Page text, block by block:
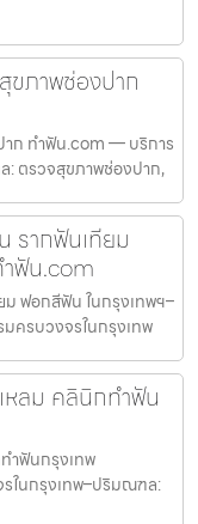
ขภาพช่องปาก
ก ทำฟัน.com — บริการ
ตรวจสุขภาพช่องปาก,
รากฟันเทียม
ฟัน.com
ฟอกสีฟัน ในกรุงเทพฯ–
รบวงจรในกรุงเทพ
ลม คลินิกทำฟัน
ำฟันกรุงเทพ
ในกรุงเทพ–ปริมณฑล: